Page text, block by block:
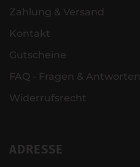
Zahlung & Versand
Kontakt
Gutscheine
FAQ - Fragen & Antworten
Widerrufsrecht
ADRESSE